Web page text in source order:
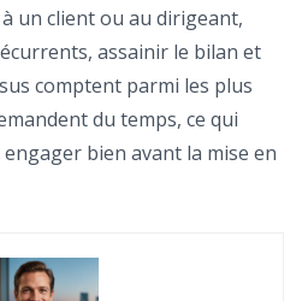
un client ou au dirigeant,
assainir le bilan et
comptent parmi les plus
du temps, ce qui
bien avant la mise en